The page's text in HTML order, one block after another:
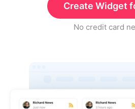
Create Widget
No credit card